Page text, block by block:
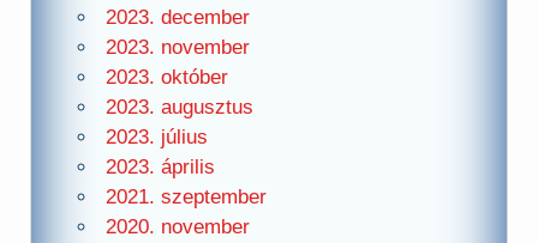
2023. december
2023. november
2023. október
2023. augusztus
2023. július
2023. április
2021. szeptember
2020. november